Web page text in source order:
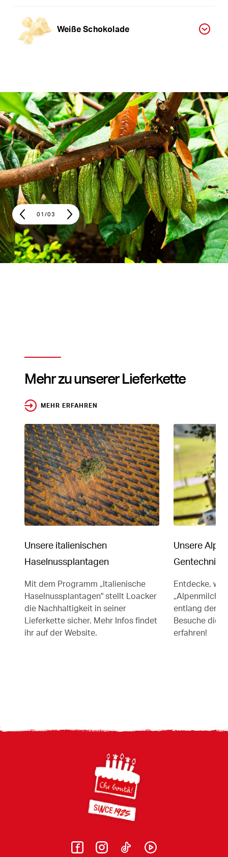
Weiße Schokolade
01 /03
Mehr zu unserer Lieferkette
MEHR ERFAHREN
Unsere italienischen
Haselnussplantagen
Mit dem Programm „Italienische
Haselnussplantagen" stellt Loacker
die Nachhaltigkeit in seiner
Lieferkette sicher. Mehr Infos findet
ihr auf der Website.
Unsere
Gentechnik
Entdecke,
„Alpenmilch“
entlang der
Besuche die
erfahren!